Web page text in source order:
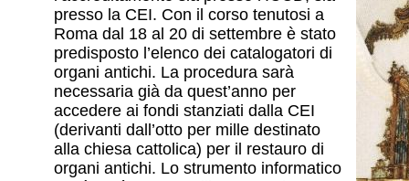
presso la CEI. Con il corso tenutosi a
Roma dal 18 al 20 di settembre è stato
predisposto l’elenco dei catalogatori di
organi antichi. La procedura sarà
necessaria già da quest’anno per
accedere ai fondi stanziati dalla CEI
(derivanti dall’otto per mille destinato
alla chiesa cattolica) per il restauro di
organi antichi. Lo strumento informatico